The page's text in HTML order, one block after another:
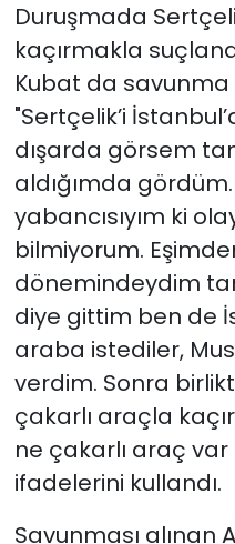
Duruşmada
kaçırmakla
Kubat da savunma
"Sertçelik’i
dışarda görsem
aldığımda
yabancısıyım ki
bilmiyorum.
dönemindeydim
diye gittim ben de
araba istediler,
verdim. Sonra
çakarlı araçla
ne çakarlı araç
ifadelerini kullandı.
Savunması alınan